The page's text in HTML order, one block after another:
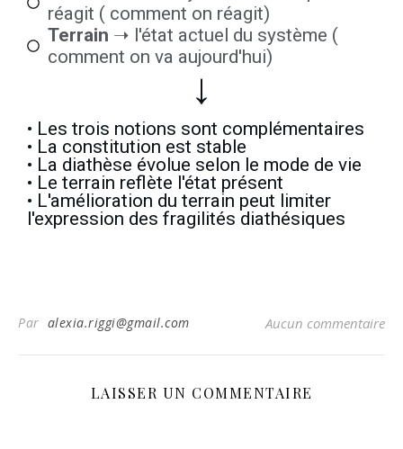
réagit ( comment on réagit)
Terrain ➝ l'état actuel du système (
comment on va aujourd'hui)
↓
• Les trois notions sont complémentaires
• La constitution est stable
• La diathèse évolue selon le mode de vie
• Le terrain reflète l'état présent
• L'amélioration du terrain peut limiter
l'expression des fragilités diathésiques
Par alexia.riggi@gmail.com Aucun commentaire
LAISSER UN COMMENTAIRE